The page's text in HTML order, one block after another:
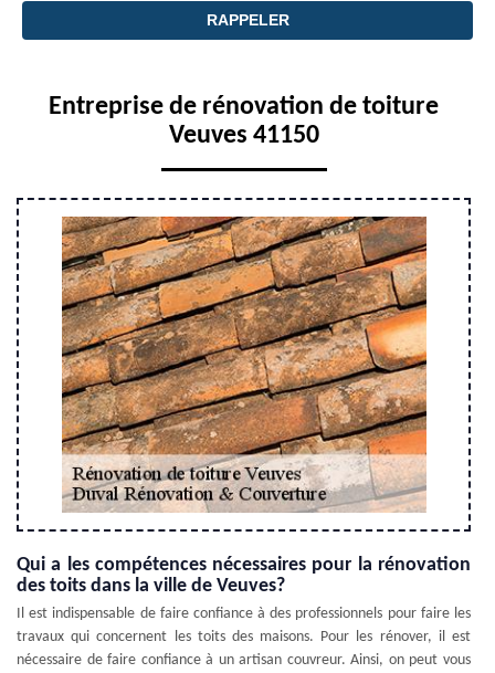
Entreprise de rénovation de toiture
Veuves 41150
Qui a les compétences nécessaires pour la rénovation
des toits dans la ville de Veuves?
Il est indispensable de faire confiance à des professionnels pour faire les
travaux qui concernent les toits des maisons. Pour les rénover, il est
nécessaire de faire confiance à un artisan couvreur. Ainsi, on peut vous